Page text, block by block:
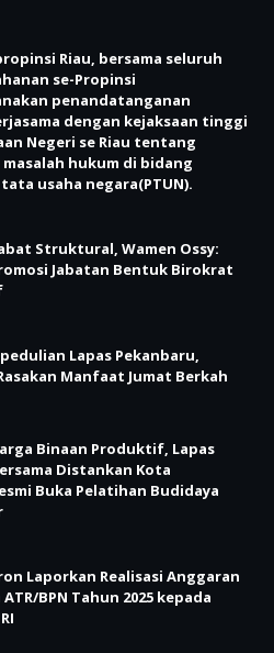
Riau, bersama seluruh
se-Propinsi
penandatanganan
dengan kejaksaan tinggi
Negeri se Riau tentang
hukum di bidang
usaha negara(PTUN).
Struktural, Wamen Ossy:
Jabatan Bentuk Birokrat
Lapas Pekanbaru,
Manfaat Jumat Berkah
Binaan Produktif, Lapas
Distankan Kota
Buka Pelatihan Budidaya
Laporkan Realisasi Anggaran
BPN Tahun 2025 kepada